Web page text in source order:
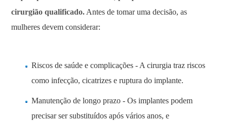
cirurgião qualificado. Antes de tomar uma decisão, as
mulheres devem considerar:
Riscos de saúde e complicações - A cirurgia traz riscos
como infecção, cicatrizes e ruptura do implante.
Manutenção de longo prazo - Os implantes podem
precisar ser substituídos após vários anos, e